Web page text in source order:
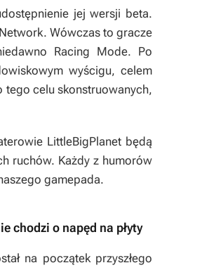
jej wersji beta.
Wówczas to gracze
Racing Mode. Po
wyścigu, celem
tego celu skonstruowanych,
LittleBigPlanet będą
ruchów. Każdy z humorów
gamepada.
chodzi o napęd na płyty
na początek przyszłego